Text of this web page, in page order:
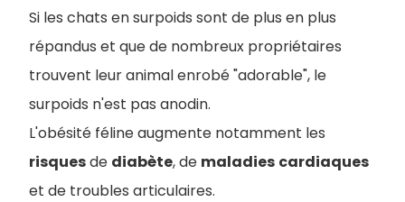
Si les chats en surpoids sont de plus en plus
répandus et que de nombreux propriétaires
trouvent leur animal enrobé "adorable", le
surpoids n'est pas anodin.
L'obésité féline augmente notamment les
risquesde diabète, de maladies cardiaques
et de troubles articulaires.